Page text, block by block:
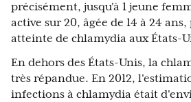
précisément, jusqu'à 1 jeune
active sur 20, âgée de 14 à 24
atteinte de chlamydia aux États-
En dehors des États-Unis, la
très répandue. En 2012,
infections à chlamydia était